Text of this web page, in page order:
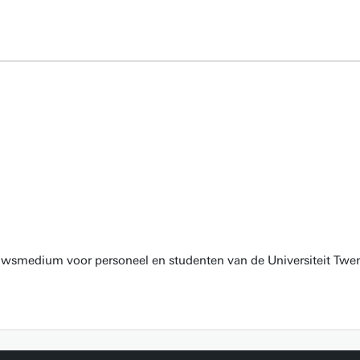
voor personeel en studenten van de Universiteit